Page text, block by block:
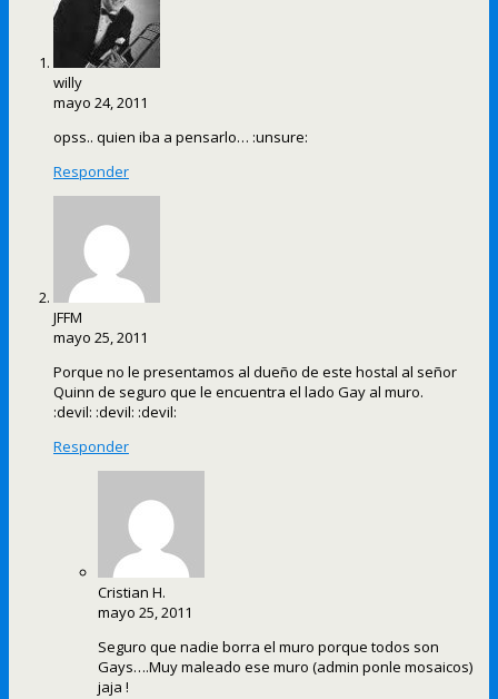
willy
mayo 24, 2011
opss.. quien iba a pensarlo… :unsure:
Responder
JFFM
mayo 25, 2011
Porque no le presentamos al dueño de este hostal al señor
Quinn de seguro que le encuentra el lado Gay al muro.
:devil: :devil: :devil:
Responder
Cristian H.
mayo 25, 2011
Seguro que nadie borra el muro porque todos son
Gays….Muy maleado ese muro (admin ponle mosaicos)
jaja !